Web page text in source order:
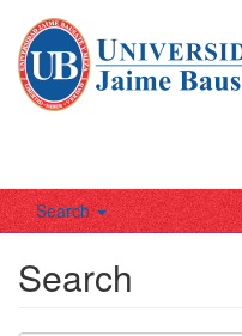
Search
Search